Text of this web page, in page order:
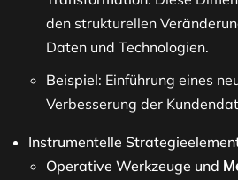
den strukturellen
Daten und Technologien.
Beispiel: Einführung eines
Verbesserung der
Instrumentelle
Operative Werkzeuge und